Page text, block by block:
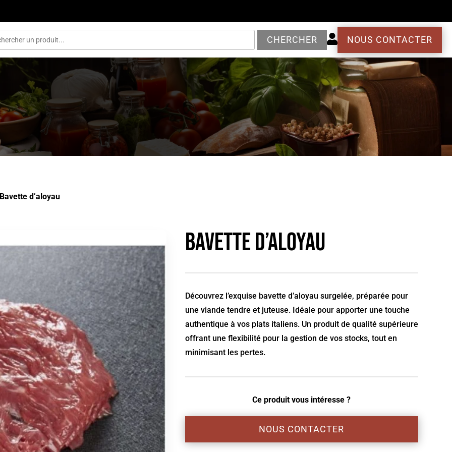
CHERCHER  NOUS CONTACTER
Bavette d’aloyau
Bavette d’aloyau
Découvrez l’exquise bavette d’aloyau surgelée, préparée pour
une viande tendre et juteuse. Idéale pour apporter une touche
authentique à vos plats italiens. Un produit de qualité supérieure
offrant une flexibilité pour la gestion de vos stocks, tout en
minimisant les pertes.
Ce produit vous intéresse ?
NOUS CONTACTER